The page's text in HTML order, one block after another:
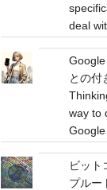
deal
との付
way to
Google
ビット
プルー